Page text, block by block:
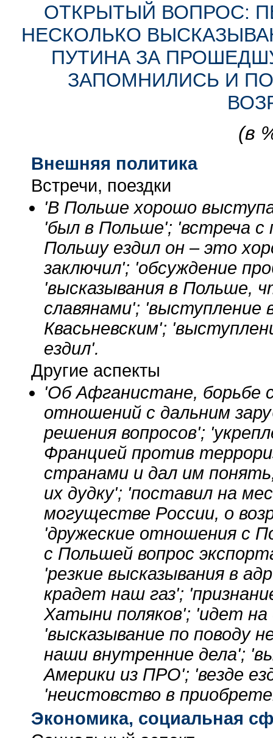
ОТКРЫТЫЙ ВОПРОС:
НЕСКОЛЬКО
ПУТИНА ЗА
ЗАПОМНИЛИСЬ И
(в
Внешняя политика
Встречи, поездки
'В Польше хорошо
'был в Польше'; 'встреча с
Польшу ездил он – это
заключил'; 'обсуждение
'высказывания в Польше,
славянами'; 'выступление
Квасьневским';
ездил'.
Другие аспекты
'Об Афганистане, борьбе
отношений с дальним
решения вопросов';
Францией против
странами и дал им
их дудку'; 'поставил на
могуществе России, о
'дружеские отношения с
с Польшей вопрос
'резкие высказывания в
крадет наш газ';
Хатыни поляков'; 'идет
'высказывание по поводу
наши внутренние дела';
Америки из ПРО'; 'везде
'неистовство в
Экономика, социальная